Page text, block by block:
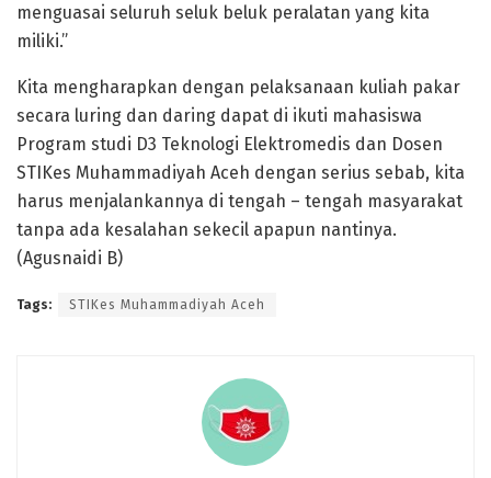
menguasai seluruh seluk beluk peralatan yang kita
miliki.”
Kita mengharapkan dengan pelaksanaan kuliah pakar
secara luring dan daring dapat di ikuti mahasiswa
Program studi D3 Teknologi Elektromedis dan Dosen
STIKes Muhammadiyah Aceh dengan serius sebab, kita
harus menjalankannya di tengah – tengah masyarakat
tanpa ada kesalahan sekecil apapun nantinya.
(Agusnaidi B)
Tags: STIKes Muhammadiyah Aceh